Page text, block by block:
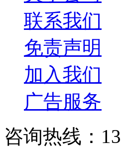
联系我们
免责声明
加入我们
广告服务
咨询热线：